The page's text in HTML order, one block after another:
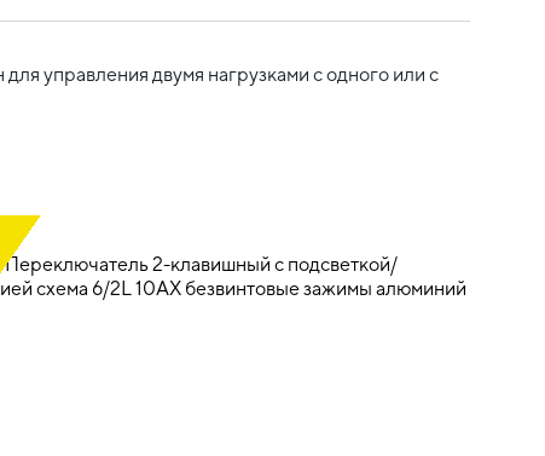
управления двумя нагрузками с одного или с